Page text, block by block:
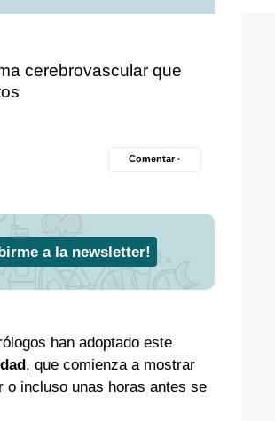
cerebrovascular que
Comentar ·
a la newsletter!
han adoptado este
, que comienza a mostrar
incluso unas horas antes se